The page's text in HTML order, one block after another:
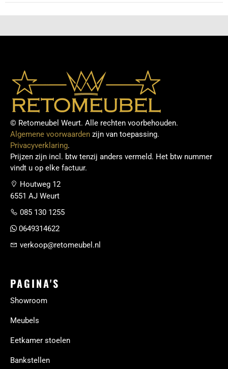
© Retomeubel Weurt. Alle rechten voorbehouden.
Algemene voorwaarden zijn van toepassing.
Privacyverklaring.
Prijzen zijn incl. btw tenzij anders vermeld. Het btw nummer
vindt u op elke factuur.
Houtweg 12
6551 AJ Weurt
085 130 1255
0649314622
verkoop@retomeubel.nl
PAGINA'S
Showroom
Meubels
Eetkamer stoelen
Bankstellen